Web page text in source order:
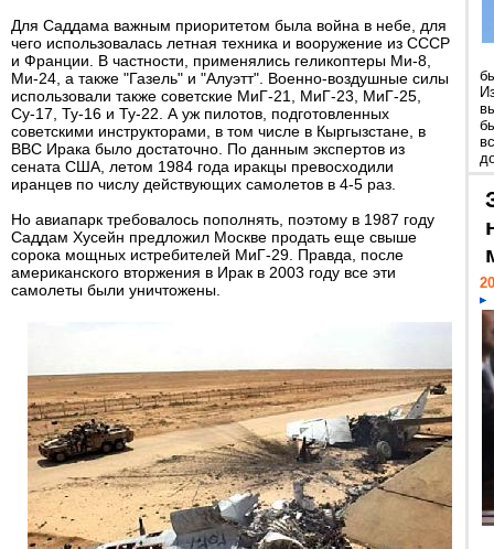
Для Саддама важным приоритетом была война в небе, для
чего использовалась летная техника и вооружение из СССР
и Франции. В частности, применялись геликоптеры Ми-8,
Ми-24, а также "Газель" и "Алуэтт". Военно-воздушные силы
использовали также советские МиГ-21, МиГ-23, МиГ-25,
Су-17, Ту-16 и Ту-22. А уж пилотов, подготовленных
советскими инструкторами, в том числе в Кыргызстане, в
ВВС Ирака было достаточно. По данным экспертов из
сената США, летом 1984 года иракцы превосходили
иранцев по числу действующих самолетов в 4-5 раз.
Но авиапарк требовалось пополнять, поэтому в 1987 году
Саддам Хусейн предложил Москве продать еще свыше
сорока мощных истребителей МиГ-29. Правда, после
американского вторжения в Ирак в 2003 году все эти
самолеты были уничтожены.